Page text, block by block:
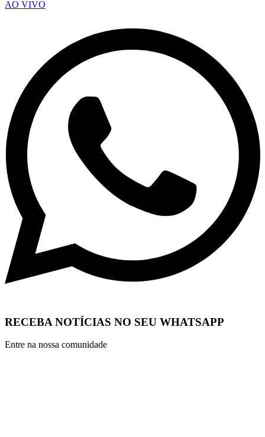
AO VIVO
RECEBA NOTÍCIAS NO SEU WHATSAPP
Entre na nossa comunidade